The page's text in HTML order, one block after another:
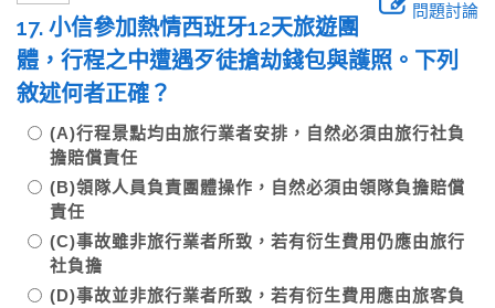
問題討論
17. 小信參加熱情西班牙12天旅遊團
體，行程之中遭遇歹徒搶劫錢包與護照。下列
敘述何者正確？
(A)行程景點均由旅行業者安排，自然必須由旅行社負
擔賠償責任
(B)領隊人員負責團體操作，自然必須由領隊負擔賠償
責任
(C)事故雖非旅行業者所致，若有衍生費用仍應由旅行
社負擔
(D)事故並非旅行業者所致，若有衍生費用應由旅客負